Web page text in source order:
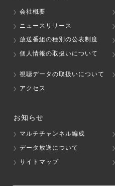
会社概要
ニュースリリース
放送番組の種別の公表制度
個人情報の取扱いについて
視聴データの取扱いについて
アクセス
お知らせ
マルチチャンネル編成
データ放送について
サイトマップ